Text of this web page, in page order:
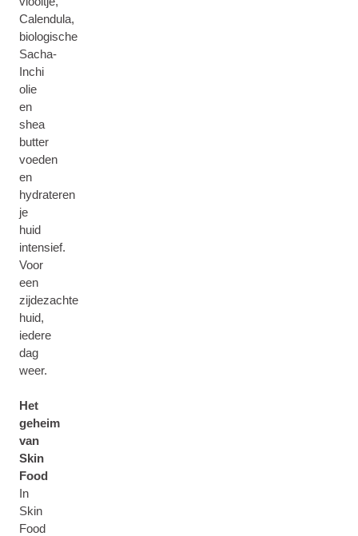
Calendula,
biologische
Sacha-
Inchi
olie
en
shea
butter
voeden
en
hydrateren
je
huid
intensief.
Voor
een
zijdezachte
huid,
iedere
dag
weer.
Het
geheim
van
Skin
Food
In
Skin
Food